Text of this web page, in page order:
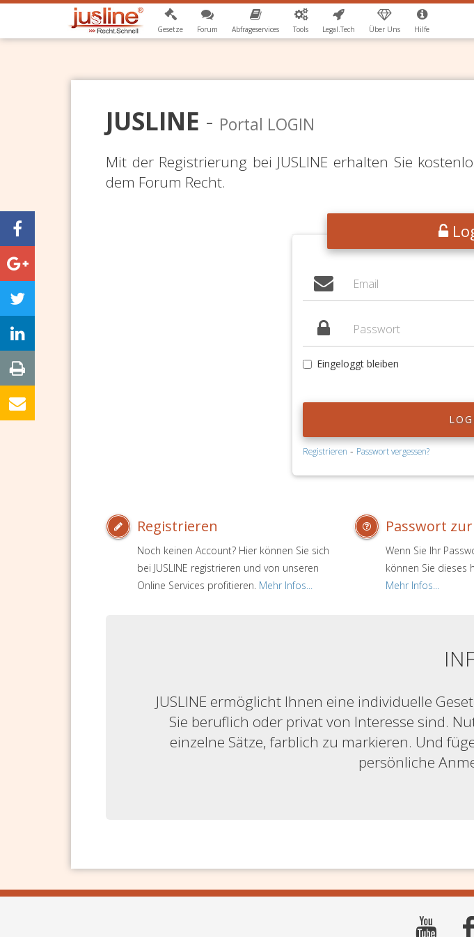
Gesetze Forum Abfrageservices Tools Legal.Tech Über Uns Hilfe
JUSLINE - Portal LOGIN
Mit der Registrierung bei JUSLINE erhalten Sie
dem Forum Recht.
Eingeloggt bleiben
Registrieren - Passwort vergessen?
Registrieren
Noch keinen Account? Hier können Sie sich
bei JUSLINE registrieren und von unseren
Online Services profitieren. Mehr Infos...
Passwort
Wenn Sie Ihr
können Sie dieses
Mehr Infos...
JUSLINE ermöglicht Ihnen eine individuelle
Sie beruflich oder privat von Interesse sind.
einzelne Sätze, farblich zu markieren. Und
persönliche